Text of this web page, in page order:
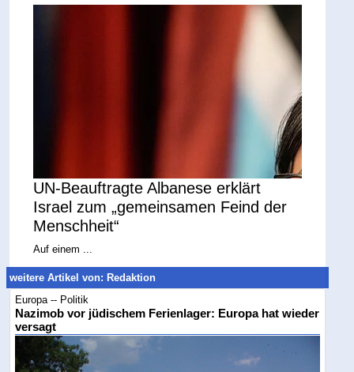
UN-Beauftragte Albanese erklärt
Israel zum „gemeinsamen Feind der
Menschheit“
Auf einem ...
weitere Artikel von: Redaktion
Europa -- Politik
Nazimob vor jüdischem Ferienlager: Europa hat wieder
versagt